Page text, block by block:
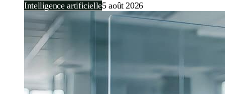
Intelligence artificielle5 août 2026